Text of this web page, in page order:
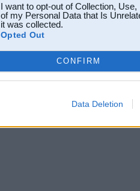
I want to opt-out of Collection,
of my Personal Data that Is
it was collected.
Opted Out
CONFIRM
Data Deletion